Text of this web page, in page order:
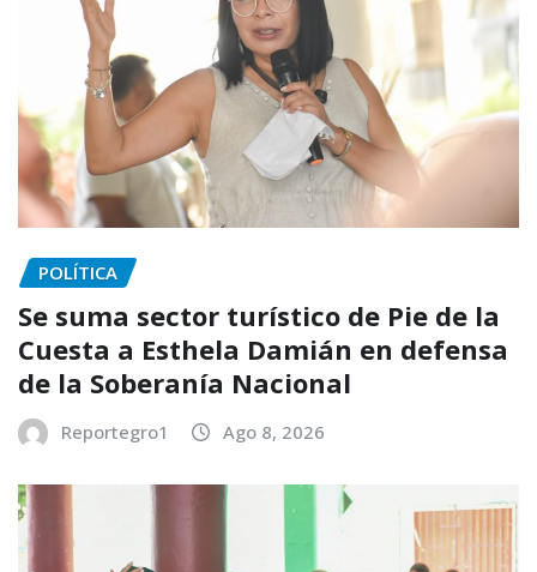
POLÍTICA
Se suma sector turístico de Pie de la
Cuesta a Esthela Damián en defensa
de la Soberanía Nacional
Reportegro1 Ago 8, 2026